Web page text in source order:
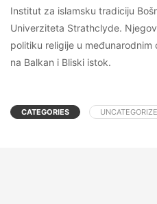
Institut za islamsku tradiciju
Univerziteta Strathclyde.
politiku religije u
na Balkan i Bliski istok.
CATEGORIES